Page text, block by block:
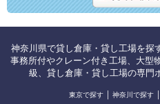
神奈川県で貸し倉庫・貸し工場を探
事務所付やクレーン付き工場、大型
級、貸し倉庫・貸し工場の専門
東京で探す｜ 神奈川で探す｜